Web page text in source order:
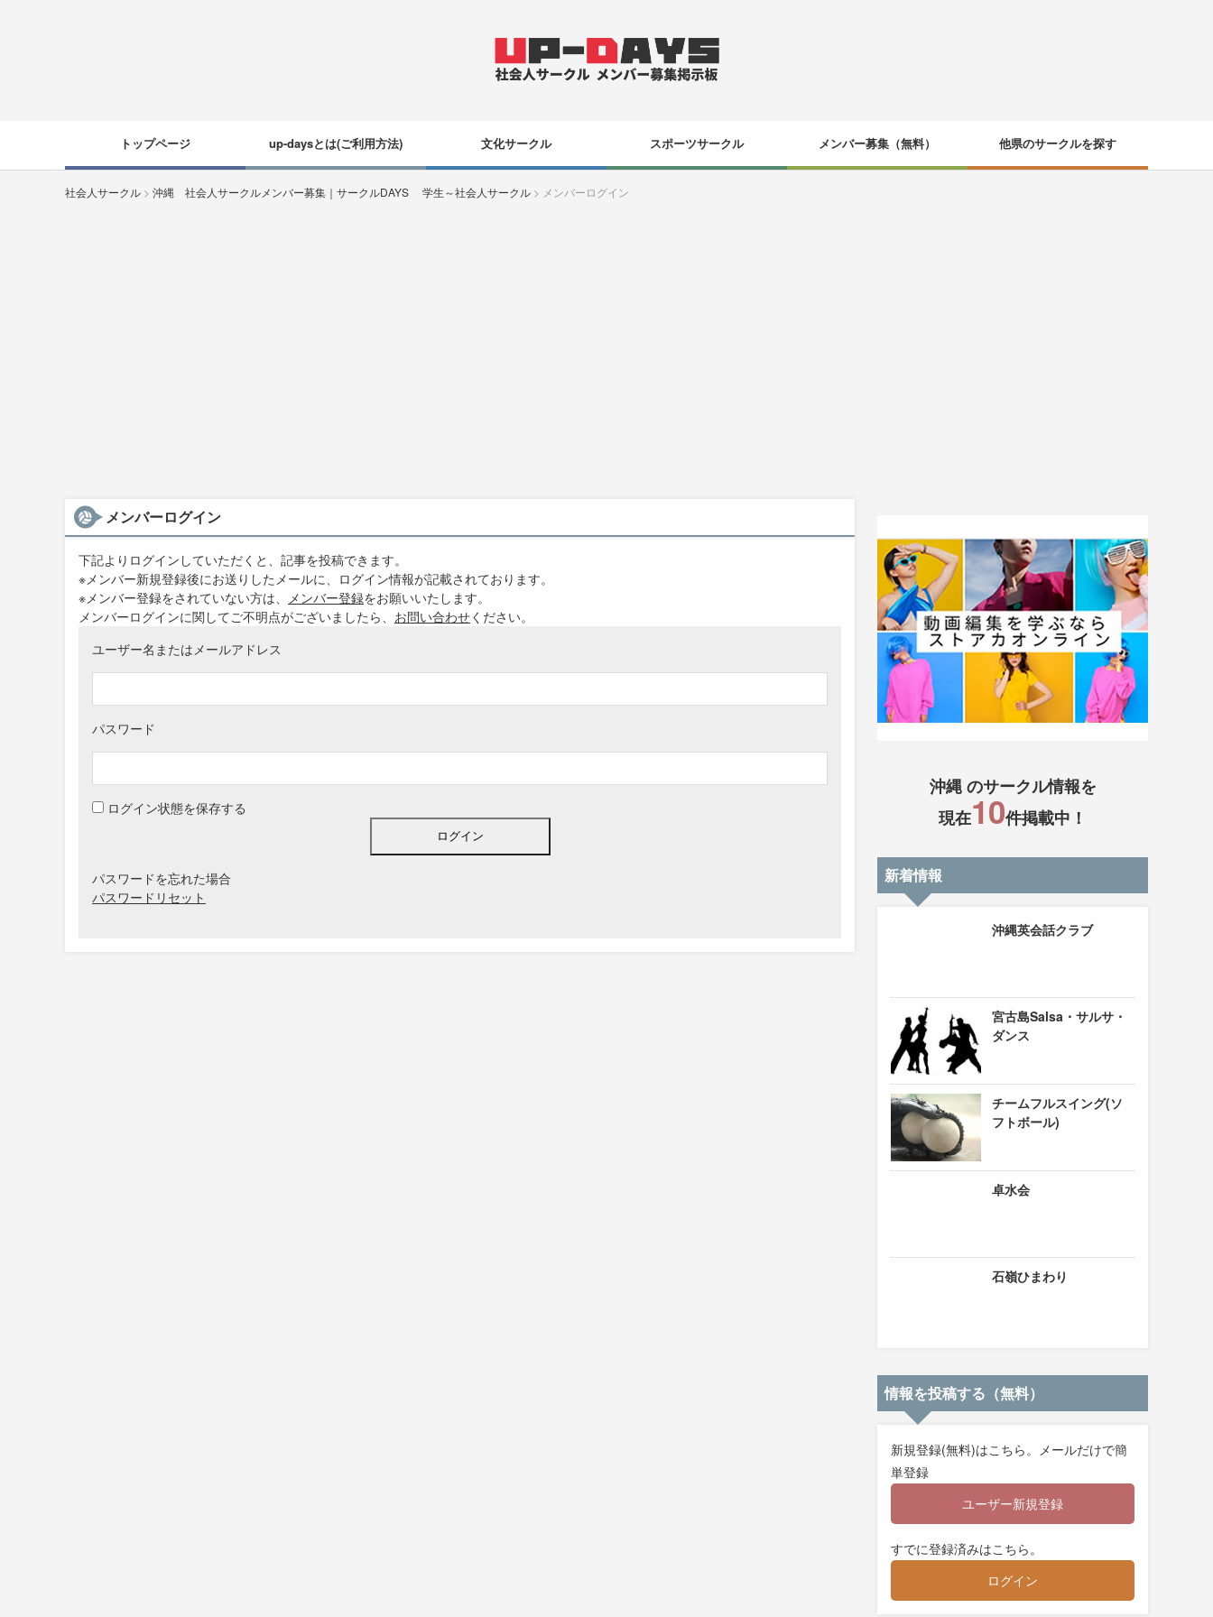
トップページ up-daysとは(ご利用方法) 文化サークル スポーツサークル メンバー募集（無料） 他県のサークルを探す
社会人サークル > 沖縄 社会人サークルメンバー募集｜サークルDAYS 学生～社会人サークル > メンバーログイン
メンバーログイン
下記よりログインしていただくと、記事を投稿できます。
※メンバー新規登録後にお送りしたメールに、ログイン情報が記載されております。
※メンバー登録をされていない方は、
メンバー登録をお願いいたします。
メンバーログインに関してご不明点がございましたら、 お問い合わせください。
ユーザー名またはメールアドレス
パスワード
Alternative:
ログイン状態を保存する
パスワードを忘れた場合
パスワードリセット
沖縄 のサークル情報を
現在10件掲載中！
新着情報
沖縄英会話クラブ
宮古島Salsa・サルサ・
ダンス
チームフルスイング(ソ
フトボール)
卓水会
石嶺ひまわり
情報を投稿する（無料）
新規登録(無料)はこちら。メールだけで簡
単登録
ユーザー新規登録
すでに登録済みはこちら。
ログイン